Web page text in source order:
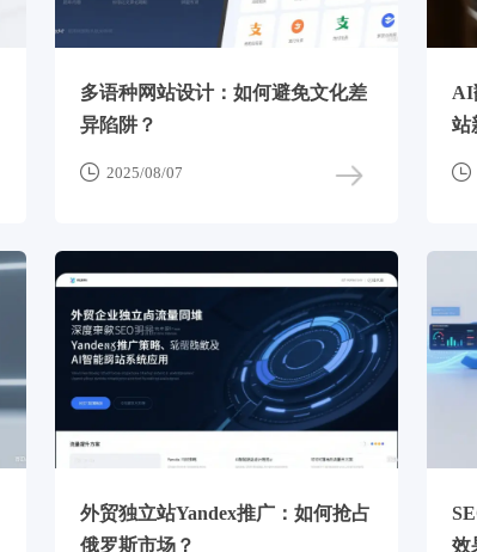
多语种网站设计：如何避免文化差
异陷阱？
 2025/08/07
AI
站

外贸独立站Yandex推广：如何抢占
俄罗斯市场？
效